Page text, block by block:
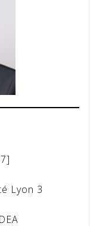
Lyon 3